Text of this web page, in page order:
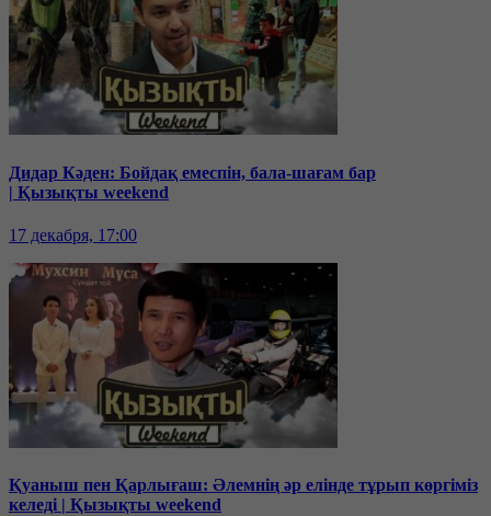
Дидар Кәден: Бойдақ емеспін, бала-шағам бар
| Қызықты weekend
17 декабря, 17:00
Қуаныш пен Қарлығаш: Әлемнің әр елінде тұрып көргіміз
келеді | Қызықты weekend